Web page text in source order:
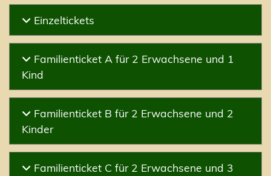
Einzeltickets
Familienticket A für 2 Erwachsene und 1
Kind
Familienticket B für 2 Erwachsene und 2
Kinder
Familienticket C für 2 Erwachsene und 3